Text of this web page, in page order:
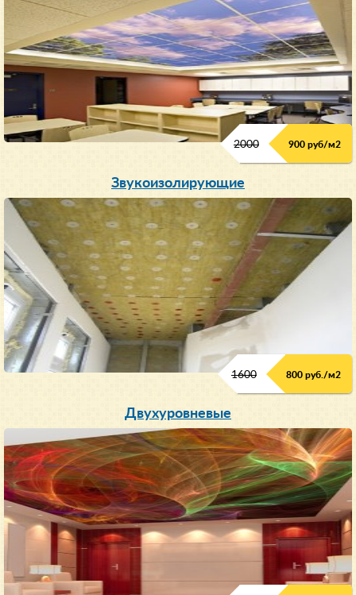
2000 900 руб/м2
Звукоизолирующие
1600 800 руб./м2
Двухуровневые